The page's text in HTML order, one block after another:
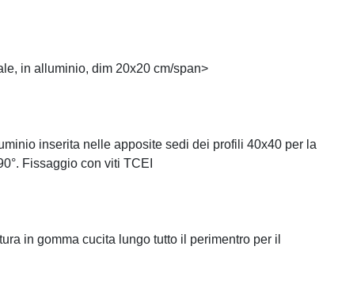
in alluminio, dim 20x20 cm/span>
inserita nelle apposite sedi dei profili 40x40 per la
Fissaggio con viti TCEI
in gomma cucita lungo tutto il perimentro per il